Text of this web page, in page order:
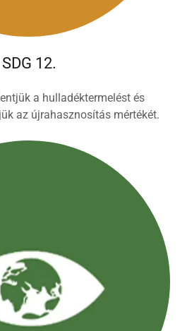
SDG 12.
a hulladéktermelést és
az újrahasznosítás mértékét.